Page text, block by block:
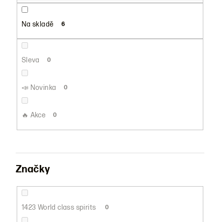
Na skladě 6
Sleva 0
📣 Novinka 0
🔥 Akce 0
Značky
1423 World class spirits 0